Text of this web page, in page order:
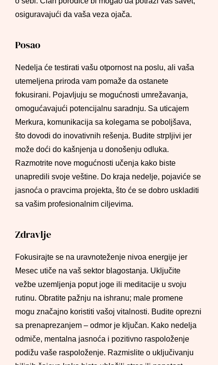
osiguravajući da vaša veza ojača.
Posao
Nedelja će testirati vašu otpornost na poslu, ali vaša
utemeljena priroda vam pomaže da ostanete
fokusirani. Pojavljuju se mogućnosti umrežavanja,
omogućavajući potencijalnu saradnju. Sa uticajem
Merkura, komunikacija sa kolegama se poboljšava,
što dovodi do inovativnih rešenja. Budite strpljivi jer
može doći do kašnjenja u donošenju odluka.
Razmotrite nove mogućnosti učenja kako biste
unapredili svoje veštine. Do kraja nedelje, pojaviće se
jasnoća o pravcima projekta, što će se dobro uskladiti
sa vašim profesionalnim ciljevima.
Zdravlje
Fokusirajte se na uravnoteženje nivoa energije jer
Mesec utiče na vaš sektor blagostanja. Uključite
vežbe uzemljenja poput joge ili meditacije u svoju
rutinu. Obratite pažnju na ishranu; male promene
mogu značajno koristiti vašoj vitalnosti. Budite oprezni
sa prenaprezanjem – odmor je ključan. Kako nedelja
odmiče, mentalna jasnoća i pozitivno raspoloženje
podižu vaše raspoloženje. Razmislite o uključivanju